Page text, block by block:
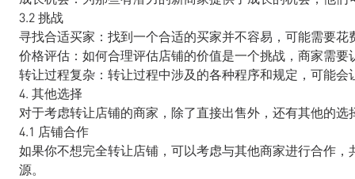
3.2 挑战
寻找合适买家：找到一个合适的买家并不容易，可能需要花
价格评估：如何合理评估店铺的价值是一个挑战，商家需要
转让过程复杂：转让过程中涉及的各种程序和规定，可能会
4. 其他选择
对于考虑转让店铺的商家，除了直接出售外，还有其他的选
4.1 店铺合作
如果你不想完全转让店铺，可以考虑与其他商家进行合作
源。